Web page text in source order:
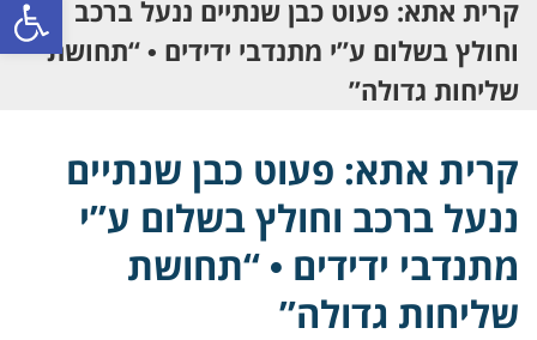
קרית אתא: פעוט כבן שנתיים ננעל ברכב
וחולץ בשלום ע”י מתנדבי ידידים • “תחושת
שליחות גדולה”
קרית אתא: פעוט כבן שנתיים
ננעל ברכב וחולץ בשלום ע”י
מתנדבי ידידים • “תחושת
שליחות גדולה”